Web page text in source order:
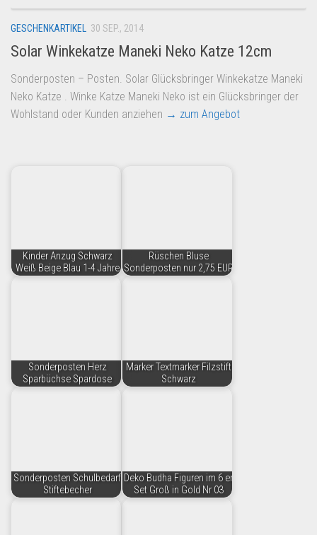
GESCHENKARTIKEL 30 SEP., 2014
Solar Winkekatze Maneki Neko Katze 12cm
Sonderposten – Posten. Solar Glücksbringer Winkekatze Maneki
Neko Katze . Winke Katze Maneki Neko ist ein Glücksbringer der
Wohlstand oder Kunden anziehen → zum Angebot
Kinder Anzug Schwarz
Weiß Beige Blau 1-4 Jahre
Rüschen Bluse
Sonderposten nur 2,75 EUR
Sonderposten Herz
Sparbüchse Spardose
Marker Textmarker Filzstift
Schwarz
Sonderposten Schulbedarf
Stiftebecher
Deko Budha Figuren im 6 er
Set Groß in Gold Nr 03